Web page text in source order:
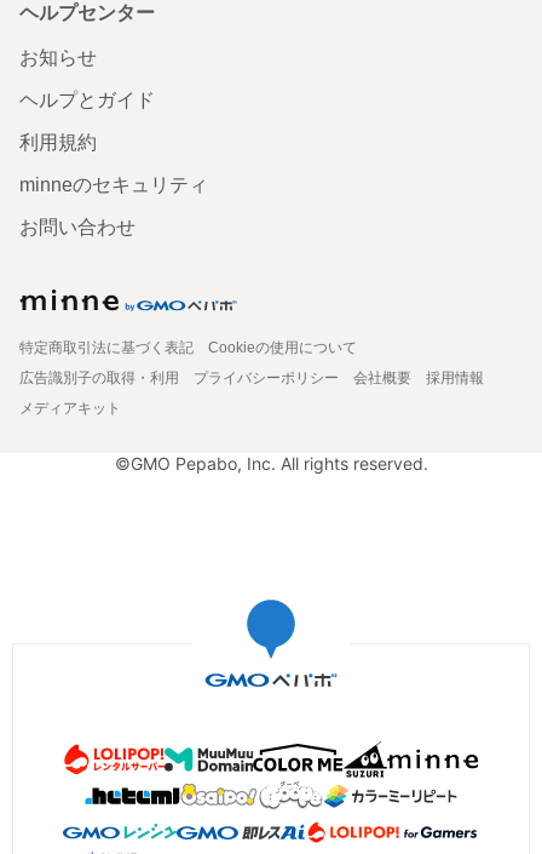
ヘルプセンター
お知らせ
ヘルプとガイド
利用規約
minneのセキュリティ
お問い合わせ
特定商取引法に基づく表記
Cookieの使用について
広告識別子の取得・利用
プライバシーポリシー 会社概要
採用情報
メディアキット
©GMO Pepabo, Inc. All rights reserved.